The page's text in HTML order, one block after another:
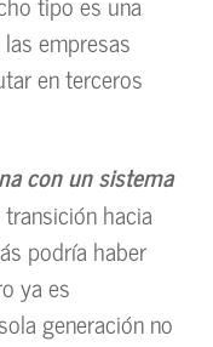
empresas
en terceros
con un sistema
hacia
podría haber
ya es
generación no